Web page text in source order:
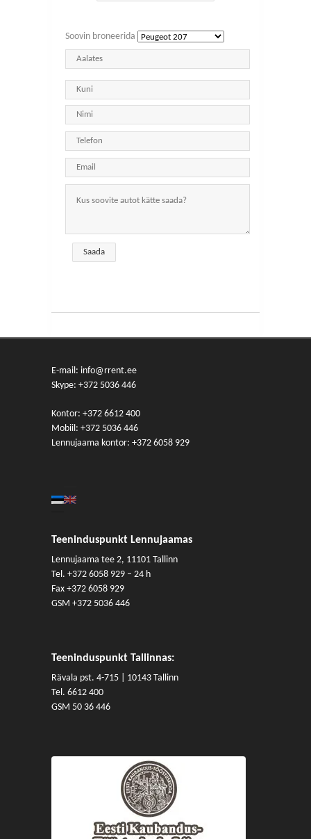
Soovin broneerida
E-mail: info@rrent.ee
Skype: +372 5036 446
Kontor: +372 6612 400
Mobiil: +372 5036 446
Lennujaama kontor: +372 6058 929
Teeninduspunkt Lennujaamas
Lennujaama tee 2, 11101 Tallinn
Tel. +372 6058 929 – 24 h
Fax +372 6058 929
GSM +372 5036 446
Teeninduspunkt Tallinnas:
Rävala pst. 4-715 | 10143 Tallinn
Tel. 6612 400
GSM 50 36 446